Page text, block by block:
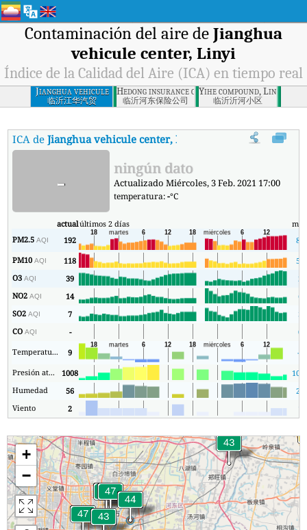
Contaminación del aire de Jianghua
vehicule center, Linyi
Índice de la Calidad del Aire (ICA) en tiempo real
Jianghua vehicule
center, Linyi
临沂江华汽贸
Hedong insurance company, Linyi
临沂河东保险公司
Yihe compound, Linyi
临沂沂河小区
ICA deJianghua vehicule center, Linyi Índice de la Calidad del
- ningún dato
Actualizado Miércoles, 3 Feb. 2021 17:00
temperatura:-°C
actualúltimos 2 días
PM2.5AQI 192
87
PM10AQI 118
58
O3AQI 39
2
NO2AQI 14
6
SO2AQI 7
3
COAQI -
0
Temperatura.
9
-3
Presión atmosférica
1008
Humedad
56
23
Viento
2 1
+
−